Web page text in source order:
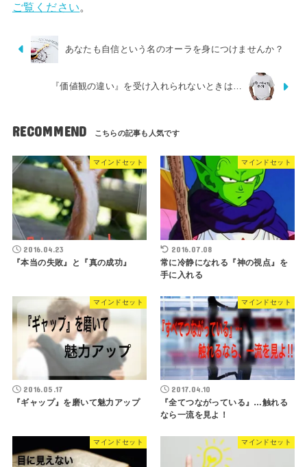
ご覧ください。
あなたも自信という名のオーラを身につけませんか？
『価値観の違い』を受け入れられないときは…
RECOMMEND
マインドセット
2016.04.23
『本当の失敗』と『真の成功』
マインドセット
2016.07.08
常に冷静になれる『神の視点』を
手に入れる
マインドセット
2016.05.17
『ギャップ』を磨いて魅力アップ
マインドセット
2017.04.10
『全てつながっている』…触れる
なら一流を見よ！
マインドセット マインドセット